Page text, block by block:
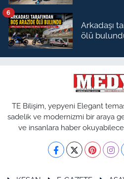
Arkadaşı
ölü
6
TE Bilişim, yepyeni Elegant
sadelik ve modernizmi bir araya
ve insanlara haber